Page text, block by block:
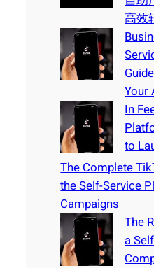
高效
Your
In
to
The Complete
the Self-Service
Campaigns
The
a